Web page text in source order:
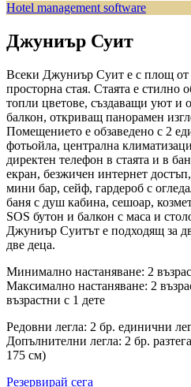
Hotel management software
Джуниър Суит
Всеки Джуниър Суит е с площ от
просторна стая. Стаята е стилно
топли цветове, създаващи уют и
балкон, откриващ панорамен
Помещението е обзаведено с 2
фотьойла, централна
директен телефон в стаята и в
екран, безжичен интернет
мини бар, сейф, гардероб с
баня с душ кабина, сешоар,
SOS бутон и балкон с маса и
Джуниър Суитът е подходящ за
две деца.
Минимално настаняване: 2
Максимално настаняване: 2
възрастни с 1 дете
Редовни легла: 2 бр. единични
Допълнителни легла: 2 бр.
175 см)
Резервирай сега